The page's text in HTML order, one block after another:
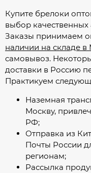
Купите брелоки
выбор качественных
Заказы принимаем
наличии на складе в
самовывоз.
доставки в Россию
Практикуем
Наземная
Москву,
РФ;
Отправка из
Почты России
регионам;
Рассылка